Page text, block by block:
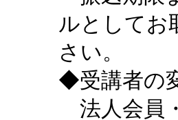
ルとしてお
さい。
◆受講者の
法人会員